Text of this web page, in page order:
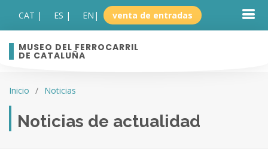
CAT | ES | EN | venta de entradas
MUSEO DEL FERROCARRIL
DE CATALUÑA
Inicio Noticias
Noticias de actualidad